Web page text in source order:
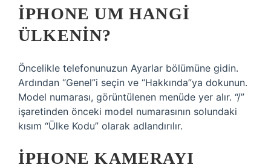
IPHONE UM HANGI
ÜLKENIN?
Öncelikle telefonunuzun Ayarlar bölümüne gidin.
Ardından “Genel”i seçin ve “Hakkında”ya dokunun.
Model numarası, görüntülenen menüde yer alır. “/”
işaretinden önceki model numarasının solundaki
kısım “Ülke Kodu” olarak adlandırılır.
IPHONE KAMERAYI